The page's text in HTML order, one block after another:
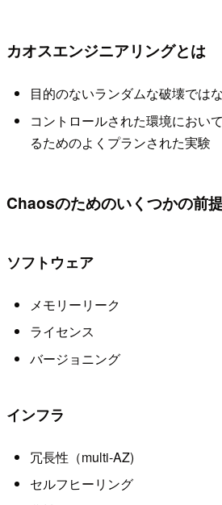
カオスエンジニアリングとは
目的のないランダムな破壊では
コントロールされた環境におい
るためのよくプランされた実験
Chaosのためのいくつかの前
ソフトウェア
メモリーリーク
ライセンス
バージョニング
インフラ
冗長性（multi-AZ)
セルフヒーリング